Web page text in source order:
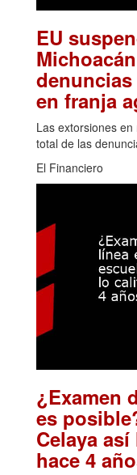
EU
en franja
Las extorsiones
total de las
El Financiero
¿Examen
es
Celaya
hace 4